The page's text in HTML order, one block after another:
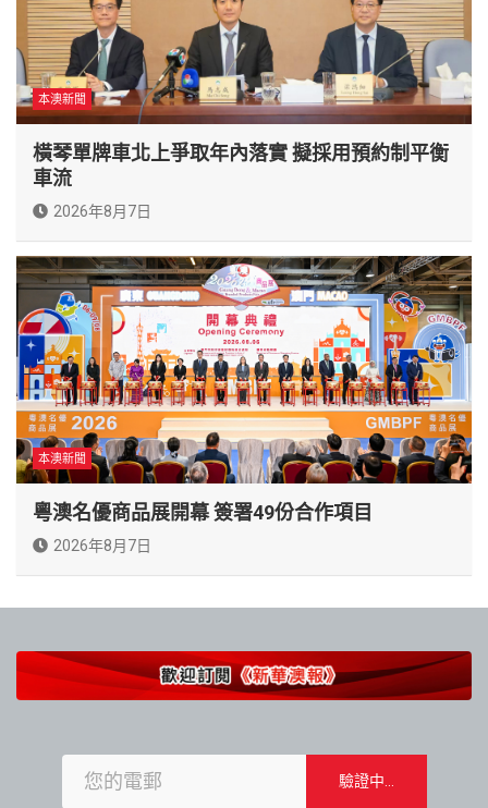
本澳新聞
橫琴單牌車北上爭取年內落實 擬採用預約制平衡
車流
2026年8月7日
本澳新聞
粵澳名優商品展開幕 簽署49份合作項目
2026年8月7日